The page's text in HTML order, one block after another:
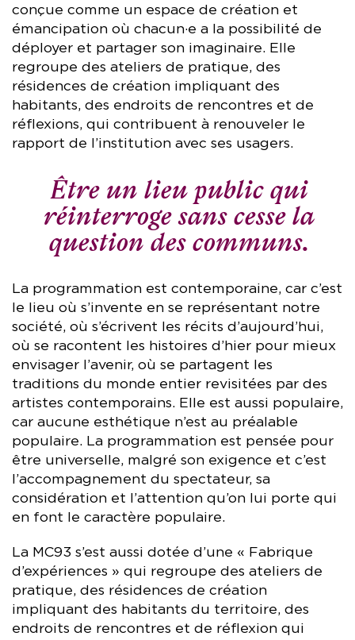
conçue comme un espace de création et
émancipation où chacun·e a la possibilité de
déployer et partager son imaginaire. Elle
regroupe des ateliers de pratique, des
résidences de création impliquant des
habitants, des endroits de rencontres et de
réflexions, qui contribuent à renouveler le
rapport de l’institution avec ses usagers.
Être un lieu public qui
réinterroge sans cesse la
question des communs.
La programmation est contemporaine, car c’est
le lieu où s’invente en se représentant notre
société, où s’écrivent les récits d’aujourd’hui,
où se racontent les histoires d’hier pour mieux
envisager l’avenir, où se partagent les
traditions du monde entier revisitées par des
artistes contemporains. Elle est aussi populaire,
car aucune esthétique n’est au préalable
populaire. La programmation est pensée pour
être universelle, malgré son exigence et c’est
l’accompagnement du spectateur, sa
considération et l’attention qu’on lui porte qui
en font le caractère populaire.
La MC93 s’est aussi dotée d’une « Fabrique
d’expériences » qui regroupe des ateliers de
pratique, des résidences de création
impliquant des habitants du territoire, des
endroits de rencontres et de réflexion qui